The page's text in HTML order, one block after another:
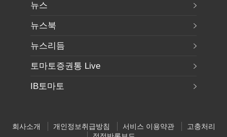
뉴스
뉴스북
뉴스리듬
토마토증권통 Live
IB토마토
회사소개 개인정보취급방침 서비스 이용약관
고충처리